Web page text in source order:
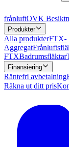
frånluftOVK
Produkter
Alla produkterFTX-
Aggregat
FTXBadrumsfläktar
Finansiering
Räntefri avbetalning
Räkna ut ditt pris